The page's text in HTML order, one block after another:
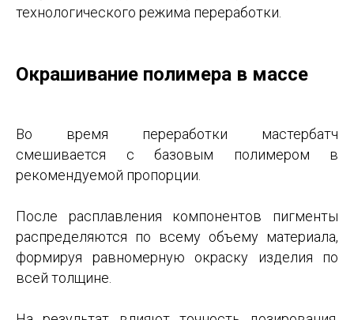
технологического режима переработки.
Окрашивание полимера в массе
Во время переработки мастербатч
смешивается с базовым полимером в
рекомендуемой пропорции.
После расплавления компонентов пигменты
распределяются по всему объему материала,
формируя равномерную окраску изделия по
всей толщине.